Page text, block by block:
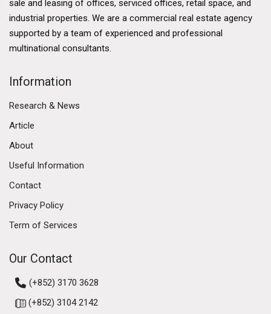
sale and leasing of offices, serviced offices, retail space, and
industrial properties. We are a commercial real estate agency
supported by a team of experienced and professional
multinational consultants.
Information
Research & News
Article
About
Useful Information
Contact
Privacy Policy
Term of Services
Our Contact
(+852) 3170 3628
(+852) 3104 2142